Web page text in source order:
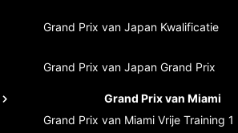
Grand Prix van Japan Kwalificatie
Grand Prix van Japan Grand Prix
Grand Prix van Miami
Grand Prix van Miami Vrije Training 1